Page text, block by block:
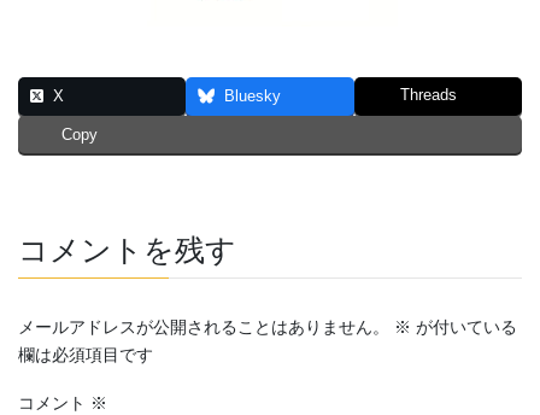
X Bluesky Threads
Copy
コメントを残す
メールアドレスが公開されることはありません。 ※ が付いている
欄は必須項目です
コメント ※